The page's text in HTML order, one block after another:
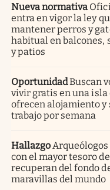
Nueva normativa
entra en vigor la ley
mantener perros y
habitual en balcones,
y patios
OportunidadBuscan
vivir gratis en una
ofrecen alojamiento y
trabajo por semana
Hallazgo
con el mayor tesoro
recuperan del fondo
maravillas del mundo